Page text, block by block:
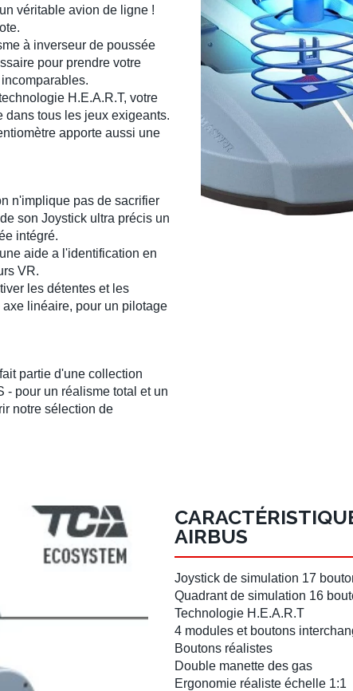
véritable avion de ligne !
à inverseur de poussée
pour prendre votre
H.E.A.R.T, votre
dans tous les jeux exigeants.
apporte aussi une
n'implique pas de sacrifier
son Joystick ultra précis un
intégré.
aide a l'identification en
VR.
les détentes et les
linéaire, pour un pilotage
fait partie d'une collection
- pour un réalisme total et un
notre sélection de
AIRBUS
Joystick de simulation 17
Quadrant de simulation 16
Technologie H.E.A.R.T
4 modules et boutons
Boutons réalistes
Double manette des gas
Ergonomie réaliste échelle 1:1